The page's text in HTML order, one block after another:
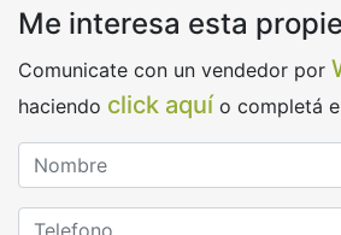
Me interesa esta
Comunicate con un vendedor por
haciendo click aquí o completá